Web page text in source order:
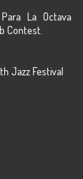
La Octava
Contest.
Jazz Festival